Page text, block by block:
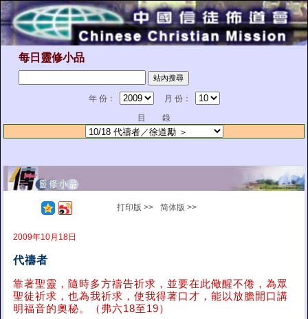
每日靈修小品
年 份：
月 份：
目 錄
打印版 >> 简体版 >>
2009年10月18日
代禱者
靠著聖靈，隨時多方禱告祈求，並要在此儆醒不倦，為眾
聖徒祈求，也為我祈求，使我得著口才，能以放膽開口講
明福音的奧秘。（弗六18至19）